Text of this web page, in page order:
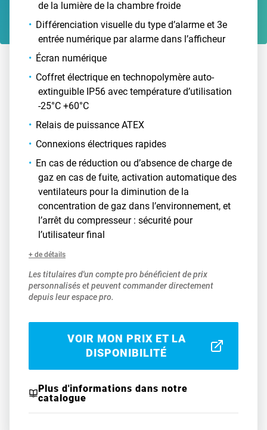
de la lumière de la chambre froide
Différenciation visuelle du type d’alarme et 3e
entrée numérique par alarme dans l’afficheur
Écran numérique
Coffret électrique en technopolymère auto-
extinguible IP56 avec température d’utilisation
-25°C +60°C
Relais de puissance ATEX
Connexions électriques rapides
En cas de réduction ou d’absence de charge de
gaz en cas de fuite, activation automatique des
ventilateurs pour la diminution de la
concentration de gaz dans l’environnement, et
l’arrêt du compresseur : sécurité pour
l’utilisateur final
+ de détails
Les titulaires d'un compte pro bénéficient de prix
personnalisés et peuvent commander directement
depuis leur espace pro.
VOIR MON PRIX ET LA
DISPONIBILITÉ
Plus d'informations dans notre
catalogue